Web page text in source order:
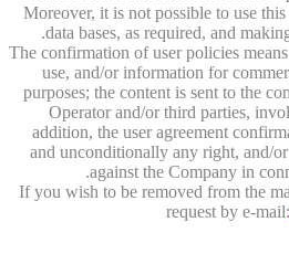
Moreover, it is not possible to use
data bases, as required, and
The confirmation of user policies
use, and/or information for
purposes; the content is sent to the
Operator and/or third parties,
addition, the user agreement
and unconditionally any right, and/
against the Company in
If you wish to be removed from the
request by e-mail: